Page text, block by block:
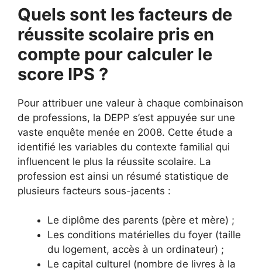
Quels sont les facteurs de
réussite scolaire pris en
compte pour calculer le
score IPS ?
Pour attribuer une valeur à chaque combinaison
de professions, la DEPP s’est appuyée sur une
vaste enquête menée en 2008. Cette étude a
identifié les variables du contexte familial qui
influencent le plus la réussite scolaire. La
profession est ainsi un résumé statistique de
plusieurs facteurs sous-jacents :
Le diplôme des parents (père et mère) ;
Les conditions matérielles du foyer (taille
du logement, accès à un ordinateur) ;
Le capital culturel (nombre de livres à la